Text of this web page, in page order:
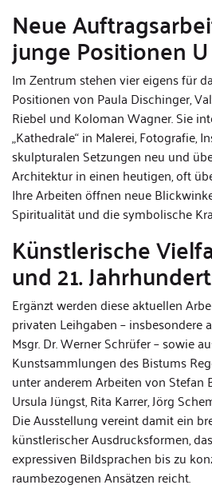
Neue
junge Positionen
Im Zentrum stehen vier eigens für
Positionen von Paula Dischinger,
Riebel und Koloman Wagner. Sie
„Kathedrale“ in Malerei, Fotografie,
skulpturalen Setzungen neu und
Architektur in einen heutigen, oft
Ihre Arbeiten öffnen neue
Spiritualität und die symbolische
Künstlerische
und 21.
Ergänzt werden diese aktuellen
privaten Leihgaben – insbesondere
Msgr. Dr. Werner Schrüfer – sowie
Kunstsammlungen des Bistums
unter anderem Arbeiten von Stefan
Ursula Jüngst, Rita Karrer, Jörg
Die Ausstellung vereint damit ein
künstlerischer Ausdrucksformen,
expressiven Bildsprachen bis zu
raumbezogenen Ansätzen reicht.